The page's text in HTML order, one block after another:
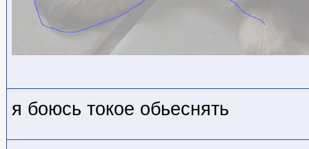
я боюсь токое обьеснять